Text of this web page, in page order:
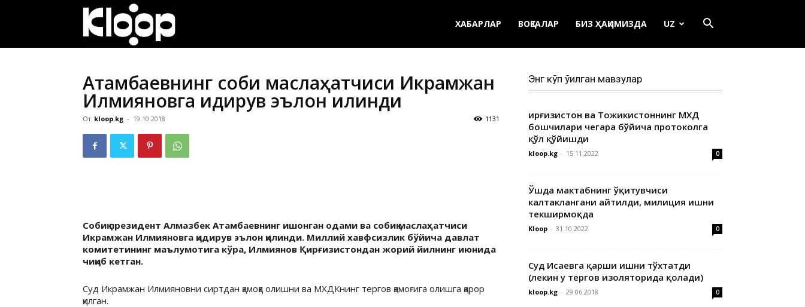
ХАБАРЛАР ВОҚЕАЛАР БИЗ ҲАҚИМИЗДА UZ
Атамбаевнинг собиқ маслаҳатчиси Икрамжан
Илмияновга қидирув эълон қилинди
От kloop.kg - 19.10.2018 1131
Собиқ президент Алмазбек Атамбаевнинг ишонган одами ва собиқ маслаҳатчиси
Икрамжан Илмияновга қидирув эълон қилинди. Миллий хавфсизлик бўйича давлат
комитетининг маълумотига кўра, Илмиянов Қирғизистондан жорий йилнинг июнида
чиқиб кетган.
Суд Икрамжан Илмияновни сиртдан қамоққа олишни ва МХДКнинг тергов қамоғига олишга қарор
қилган.
Энг кўп ўқилган мавзулар
Қирғизистон ва Тожикистоннинг МХДҚ
бошчилари чегара бўйича протоколга
қўл қўйишди
kloop.kg - 15.11.2022 0
Ўшда мактабнинг ўқитувчиси
калтаклангани айтилди, милиция ишни
текширмоқда
Kloop - 31.10.2022 0
Суд Исаевга қарши ишни тўхтатди
(лекин у тергов изоляторида қолади)
kloop.kg - 29.06.2018 0